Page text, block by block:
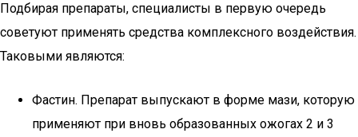
Подбирая препараты, специалисты в первую очередь
советуют применять средства комплексного воздействия.
Таковыми являются:
Фастин. Препарат выпускают в форме мази, которую
применяют при вновь образованных ожогах 2 и 3